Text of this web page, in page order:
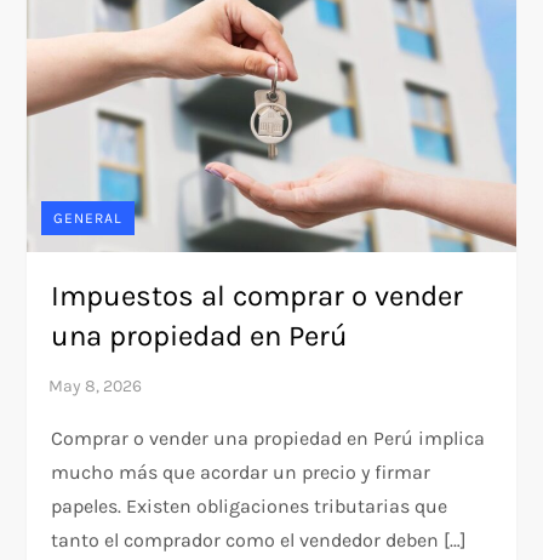
GENERAL
Impuestos al comprar o vender
una propiedad en Perú
Comprar o vender una propiedad en Perú implica
mucho más que acordar un precio y firmar
papeles. Existen obligaciones tributarias que
tanto el comprador como el vendedor deben […]